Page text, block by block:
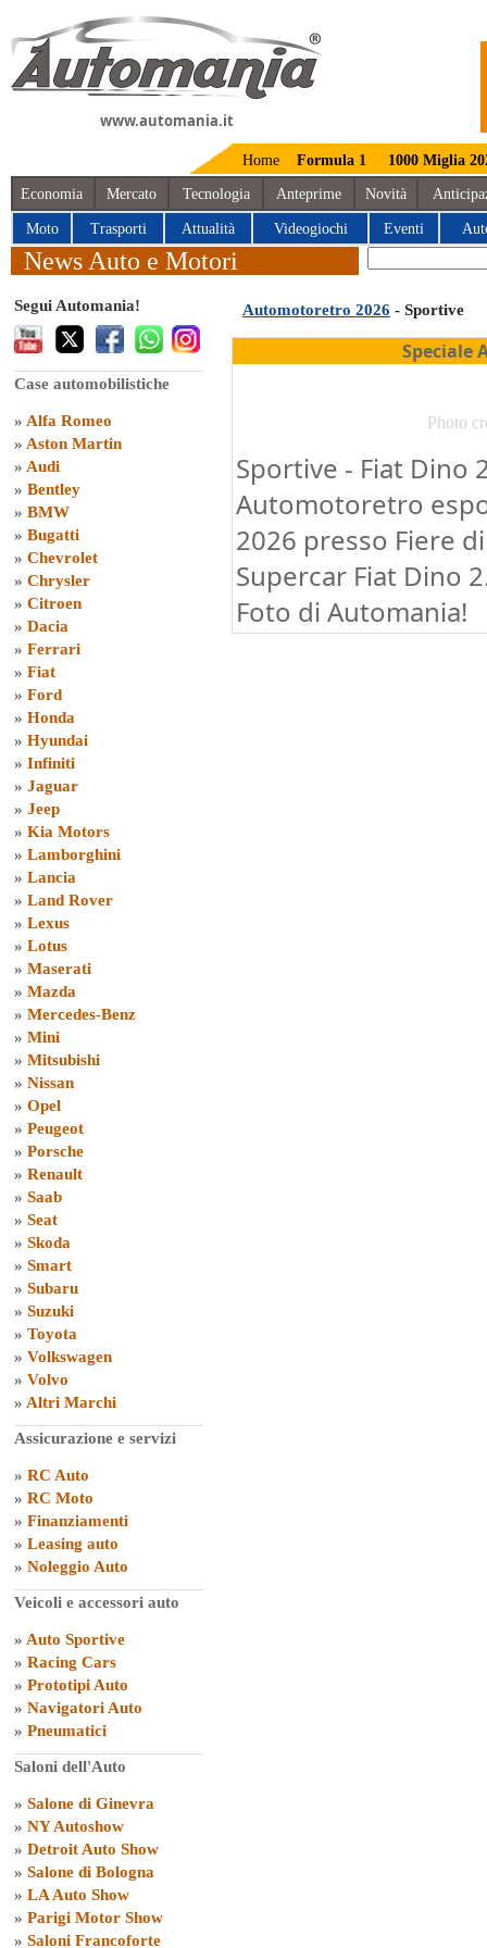
www.automania.it
Home Formula 1 1000 Miglia
Economia Mercato Tecnologia Anteprime Novità
Moto Trasporti Attualità Videogiochi Eventi
News Auto e Motori
Segui Automania!
Case automobilistiche
» Alfa Romeo
» Aston Martin
» Audi
» Bentley
» BMW
» Bugatti
» Chevrolet
» Chrysler
» Citroen
» Dacia
» Ferrari
» Fiat
» Ford
» Honda
» Hyundai
» Infiniti
» Jaguar
» Jeep
» Kia Motors
» Lamborghini
» Lancia
» Land Rover
» Lexus
» Lotus
» Maserati
» Mazda
» Mercedes-Benz
» Mini
» Mitsubishi
» Nissan
» Opel
» Peugeot
» Porsche
» Renault
» Saab
» Seat
» Skoda
» Smart
» Subaru
» Suzuki
» Toyota
» Volkswagen
» Volvo
» Altri Marchi
Assicurazione e servizi
» RC Auto
» RC Moto
» Finanziamenti
» Leasing auto
» Noleggio Auto
Veicoli e accessori auto
» Auto Sportive
» Racing Cars
» Prototipi Auto
» Navigatori Auto
» Pneumatici
Saloni dell'Auto
» Salone di Ginevra
» NY Autoshow
» Detroit Auto Show
» Salone di Bologna
» LA Auto Show
» Parigi Motor Show
» Saloni Francoforte
Automotoretro 2026 - Sportive
Speciale
Photo
Sportive - Fiat Dino
Automotoretro
2026 presso Fiere
Supercar Fiat Dino
Foto di Automania!